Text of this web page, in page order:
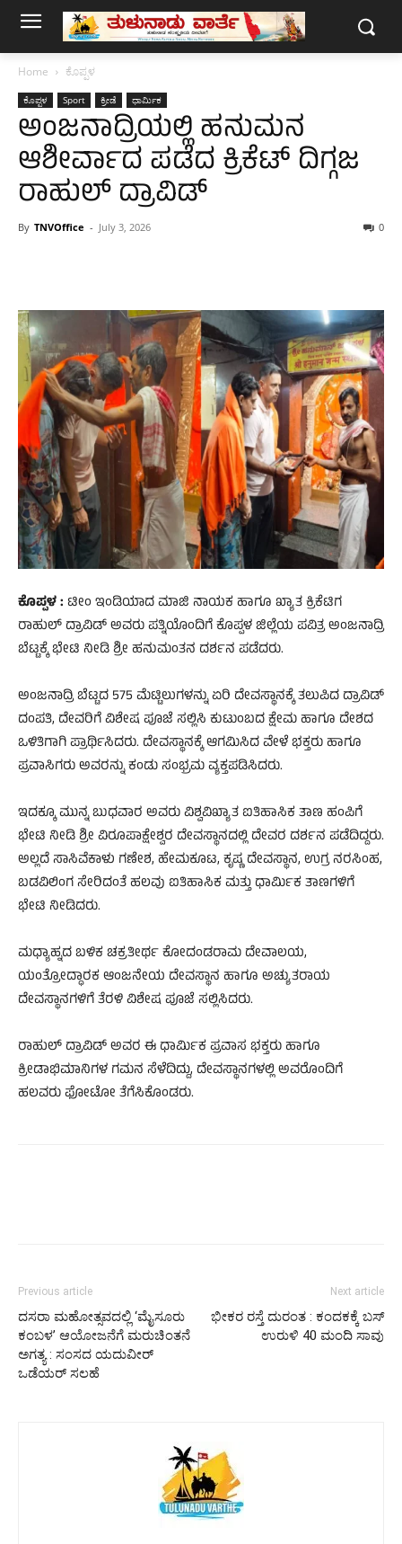
Home ಕೊಪ್ಪಳ
ಕೊಪ್ಪಳ Sport ಕ್ರೀಡೆ ಧಾರ್ಮಿಕ
ಅಂಜನಾದ್ರಿಯಲ್ಲಿ ಹನುಮನ
ಆಶೀರ್ವಾದ ಪಡೆದ ಕ್ರಿಕೆಟ್ ದಿಗ್ಗಜ
ರಾಹುಲ್ ದ್ರಾವಿಡ್
By TNVOffice - July 3, 2026 0
ಕೊಪ್ಪಳ : ಟೀಂ ಇಂಡಿಯಾದ ಮಾಜಿ ನಾಯಕ ಹಾಗೂ ಖ್ಯಾತ ಕ್ರಿಕೆಟಿಗ
ರಾಹುಲ್ ದ್ರಾವಿಡ್ ಅವರು ಪತ್ನಿಯೊಂದಿಗೆ ಕೊಪ್ಪಳ ಜಿಲ್ಲೆಯ ಪವಿತ್ರ ಅಂಜನಾದ್ರಿ
ಬೆಟ್ಟಕ್ಕೆ ಭೇಟಿ ನೀಡಿ ಶ್ರೀ ಹನುಮಂತನ ದರ್ಶನ ಪಡೆದರು.
ಅಂಜನಾದ್ರಿ ಬೆಟ್ಟದ 575 ಮೆಟ್ಟಿಲುಗಳನ್ನು ಏರಿ ದೇವಸ್ಥಾನಕ್ಕೆ ತಲುಪಿದ ದ್ರಾವಿಡ್
ದಂಪತಿ, ದೇವರಿಗೆ ವಿಶೇಷ ಪೂಜೆ ಸಲ್ಲಿಸಿ ಕುಟುಂಬದ ಕ್ಷೇಮ ಹಾಗೂ ದೇಶದ
ಒಳಿತಿಗಾಗಿ ಪ್ರಾರ್ಥಿಸಿದರು. ದೇವಸ್ಥಾನಕ್ಕೆ ಆಗಮಿಸಿದ ವೇಳೆ ಭಕ್ತರು ಹಾಗೂ
ಪ್ರವಾಸಿಗರು ಅವರನ್ನು ಕಂಡು ಸಂಭ್ರಮ ವ್ಯಕ್ತಪಡಿಸಿದರು.
ಇದಕ್ಕೂ ಮುನ್ನ ಬುಧವಾರ ಅವರು ವಿಶ್ವವಿಖ್ಯಾತ ಐತಿಹಾಸಿಕ ತಾಣ ಹಂಪಿಗೆ
ಭೇಟಿ ನೀಡಿ ಶ್ರೀ ವಿರೂಪಾಕ್ಷೇಶ್ವರ ದೇವಸ್ಥಾನದಲ್ಲಿ ದೇವರ ದರ್ಶನ ಪಡೆದಿದ್ದರು.
ಅಲ್ಲದೆ ಸಾಸಿವೆಕಾಳು ಗಣೇಶ, ಹೇಮಕೂಟ, ಕೃಷ್ಣ ದೇವಸ್ಥಾನ, ಉಗ್ರ ನರಸಿಂಹ,
ಬಡವಿಲಿಂಗ ಸೇರಿದಂತೆ ಹಲವು ಐತಿಹಾಸಿಕ ಮತ್ತು ಧಾರ್ಮಿಕ ತಾಣಗಳಿಗೆ
ಭೇಟಿ ನೀಡಿದರು.
ಮಧ್ಯಾಹ್ನದ ಬಳಿಕ ಚಕ್ರತೀರ್ಥ ಕೋದಂಡರಾಮ ದೇವಾಲಯ,
ಯಂತ್ರೋದ್ಧಾರಕ ಆಂಜನೇಯ ದೇವಸ್ಥಾನ ಹಾಗೂ ಅಚ್ಯುತರಾಯ
ದೇವಸ್ಥಾನಗಳಿಗೆ ತೆರಳಿ ವಿಶೇಷ ಪೂಜೆ ಸಲ್ಲಿಸಿದರು.
ರಾಹುಲ್ ದ್ರಾವಿಡ್ ಅವರ ಈ ಧಾರ್ಮಿಕ ಪ್ರವಾಸ ಭಕ್ತರು ಹಾಗೂ
ಕ್ರೀಡಾಭಿಮಾನಿಗಳ ಗಮನ ಸೆಳೆದಿದ್ದು, ದೇವಸ್ಥಾನಗಳಲ್ಲಿ ಅವರೊಂದಿಗೆ
ಹಲವರು ಫೋಟೋ ತೆಗೆಸಿಕೊಂಡರು.
Previous article
ದಸರಾ ಮಹೋತ್ಸವದಲ್ಲಿ ‘ಮೈಸೂರು
ಕಂಬಳ’ ಆಯೋಜನೆಗೆ ಮರುಚಿಂತನೆ
ಅಗತ್ಯ : ಸಂಸದ ಯದುವೀರ್
ಒಡೆಯರ್ ಸಲಹೆ
Next article
ಭೀಕರ ರಸ್ತೆ ದುರಂತ : ಕಂದಕಕ್ಕೆ ಬಸ್
ಉರುಳಿ 40 ಮಂದಿ ಸಾವು